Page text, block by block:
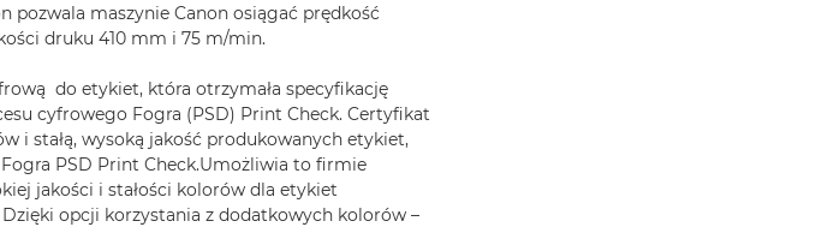
maszynie Canon osiągać prędkość
druku 410 mm i 75 m/min.
do etykiet, która otrzymała specyfikację
cyfrowego Fogra (PSD) Print Check. Certyfikat
i stałą, wysoką jakość produkowanych etykiet,
PSD Print Check.Umożliwia to firmie
jakości i stałości kolorów dla etykiet
opcji korzystania z dodatkowych kolorów –